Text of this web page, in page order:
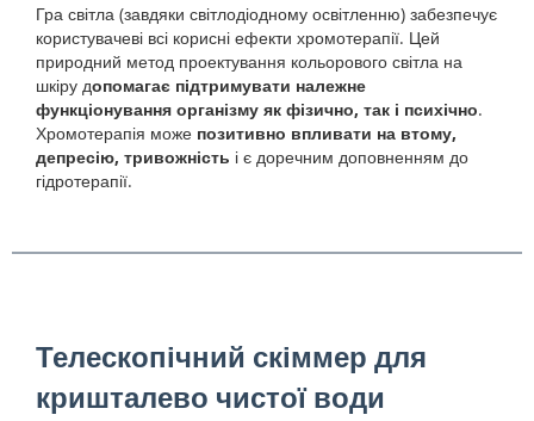
Гра світла (завдяки світлодіодному освітленню) забезпечує
користувачеві всі корисні ефекти хромотерапії. Цей
природний метод проектування кольорового світла на
шкіру допомагає підтримувати належне
функціонування організму як фізично, так і психічно.
Хромотерапія може позитивно впливати на втому,
депресію, тривожність і є доречним доповненням до
гідротерапії.
Телескопічний скіммер для
кришталево чистої води